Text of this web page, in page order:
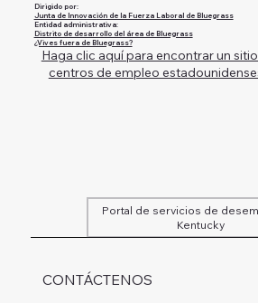
Portal de servicios de
Kentucky
Dirigido por:
Junta de Innovación de la Fuerza Laboral de Bluegrass
Entidad administrativa:
Distrito de desarrollo del área de Bluegrass
¿Vives fuera de Bluegrass?
Haga clic aquí para encontrar un
centros de empleo
CONTÁCTENOS